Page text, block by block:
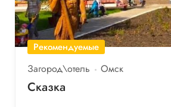
Рекомендуемые
Загород\отель Омск
Сказка